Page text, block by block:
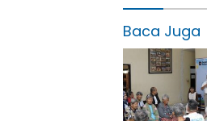
Baca Juga